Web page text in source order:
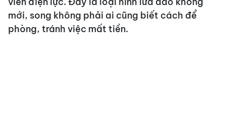
mới, song không phải ai cũng biết cách để
phòng, tránh việc mất tiền.